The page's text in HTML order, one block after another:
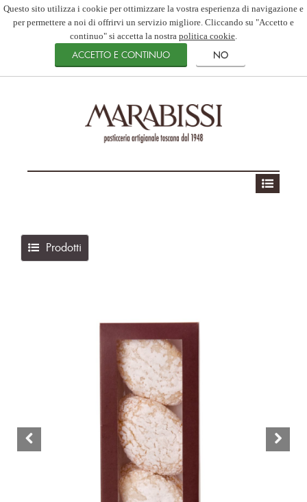
Questo sito utilizza i cookie per ottimizzare la vostra esperienza di navigazione e
per permettere a noi di offrirvi un servizio migliore. Cliccando su "Accetto e
continuo" si accetta la nostra politica cookie.
Prodotti